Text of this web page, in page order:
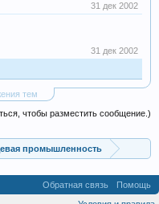
31 дек 2002
31 дек 2002
тем
чтобы разместить сообщение.)
промышленность
Обратная связь
Помощь